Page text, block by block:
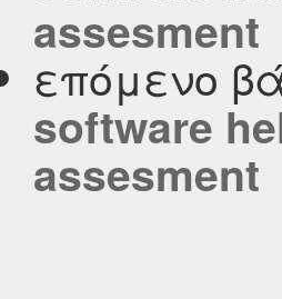
assesment
επόμενο
software
assesment